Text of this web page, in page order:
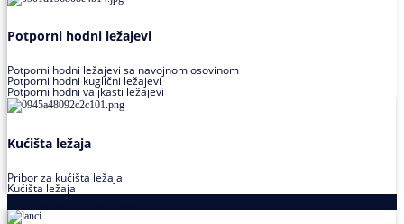
Potporni hodni ležajevi
Potporni hodni ležajevi sa navojnom osovinom
Potporni hodni kuglični ležajevi
Potporni hodni valjkasti ležajevi
Kućišta ležaja
Pribor za kućišta ležaja
Kućišta ležaja